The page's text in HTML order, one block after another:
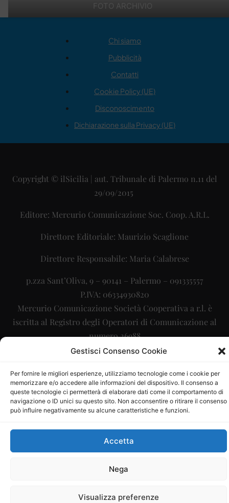
Gestisci Consenso Cookie
Per fornire le migliori esperienze, utilizziamo tecnologie come i cookie per
memorizzare e/o accedere alle informazioni del dispositivo. Il consenso a
queste tecnologie ci permetterà di elaborare dati come il comportamento di
navigazione o ID unici su questo sito. Non acconsentire o ritirare il consenso
può influire negativamente su alcune caratteristiche e funzioni.
Accetta
Nega
Visualizza preferenze
FOTO ARCHIVIO
Chi siamo
Pubblicità
Contatti
Cookie Policy (UE)
Disconoscimento
Dichiarazione sulla Privacy (UE)
Copyright © ilSicilia | aut. Tribunale di Palermo n.11 del
29/09/2015
Editore: Mercurio Comunicazione Soc. Coop. A.R.L.
Direttore Editoriale: Maurizio Scaglione
Direttore Responsabile: Maria Calabrese
p.zza Sant’Oliva, 9 – 90141 – Palermo – 091335557
P.IVA: 06334930820
Mercurio Comunicazione Società Cooperativa a r.l. è
iscritta al Registro degli Operatori di Comunicazione al
numero 26988
Sito gestito da La Digitale srl – info@ladigitale.it